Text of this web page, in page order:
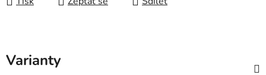
Varianty